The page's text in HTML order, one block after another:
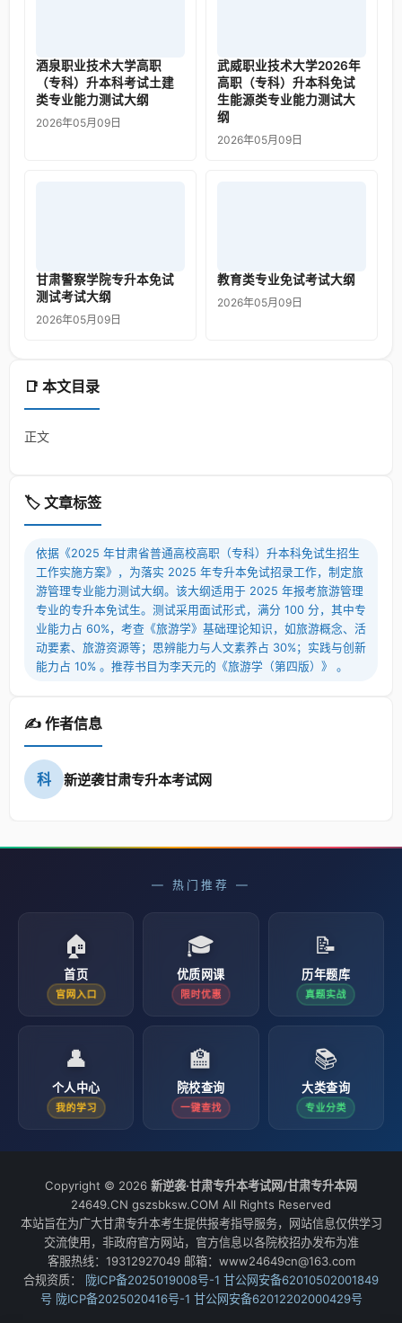
📑 本文目录
正文
🏷️ 文章标签
依据《2025 年甘肃省普通高校高职（专科）升本科免试生招生
工作实施方案》，为落实 2025 年专升本免试招录工作，制定旅
游管理专业能力测试大纲。该大纲适用于 2025 年报考旅游管理
专业的专升本免试生。测试采用面试形式，满分 100 分，其中专
业能力占 60%，考查《旅游学》基础理论知识，如旅游概念、活
动要素、旅游资源等；思辨能力与人文素养占 30%；实践与创新
能力占 10% 。推荐书目为李天元的《旅游学（第四版）》 。
✍️ 作者信息
科 新逆袭甘肃专升本考试网
酒泉职业技术大学高职
（专科）升本科考试土建
类专业能力测试大纲
2026年05月09日
武威职业技术大学2026年
高职（专科）升本科免试
生能源类专业能力测试大
纲
2026年05月09日
甘肃警察学院专升本免试
测试考试大纲
2026年05月09日
教育类专业免试考试大纲
2026年05月09日
— 热门推荐 —
🏠
首页
官网入口
🎓
优质网课
限时优惠
📝
历年题库
真题实战
👤
个人中心
我的学习
🏫
院校查询
一键查找
📚
大类查询
专业分类
Copyright © 2026 新逆袭·甘肃专升本考试网/甘肃专升本网
24649.CN gszsbksw.COM All Rights Reserved
本站旨在为广大甘肃专升本考生提供报考指导服务，网站信息仅供学习
交流使用，非政府官方网站，官方信息以各院校招办发布为准
客服热线：19312927049 邮箱：www24649cn@163.com
合规资质：
陇ICP备2025019008号-1 甘公网安备62010502001849
号 陇ICP备2025020416号-1 甘公网安备62012202000429号